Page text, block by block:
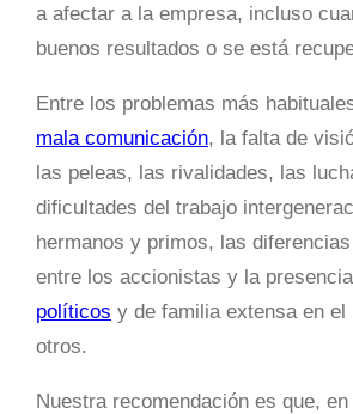
a afectar a la empresa, incluso
buenos resultados o se está
Entre los problemas más
mala comunicación, la falta de
las peleas, las rivalidades, las
dificultades del trabajo
hermanos y primos, las
entre los accionistas y la
políticos y de familia extensa en el
otros.
Nuestra recomendación es que,